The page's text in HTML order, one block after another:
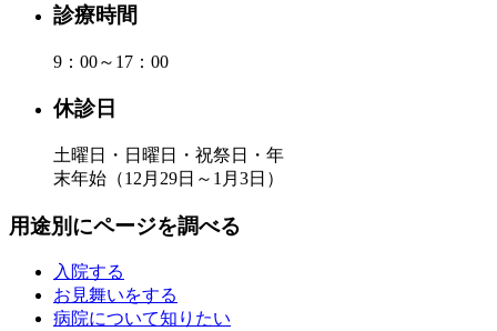
診療時間
9：00～17：00
休診日
土曜日・日曜日・祝祭日・年
末年始（12月29日～1月3日）
用途別にページを調べる
入院する
お見舞いをする
病院について知りたい